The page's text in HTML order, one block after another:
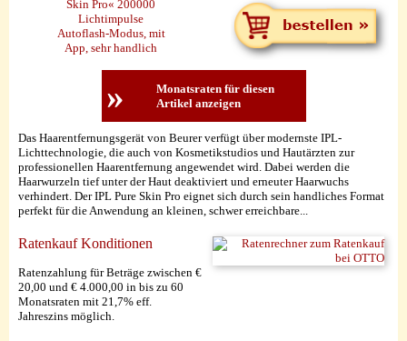
Das Haarentfernungsgerät von Beurer verfügt über modernste IPL-
Lichttechnologie, die auch von Kosmetikstudios und Hautärzten zur
professionellen Haarentfernung angewendet wird. Dabei werden die
Haarwurzeln tief unter der Haut deaktiviert und erneuter Haarwuchs
verhindert. Der IPL Pure Skin Pro eignet sich durch sein handliches Format
perfekt für die Anwendung an kleinen, schwer erreichbare...
Ratenkauf Konditionen
Ratenzahlung für Beträge zwischen €
20,00 und € 4.000,00 in bis zu 60
Monatsraten mit 21,7% eff.
Jahreszins möglich.
»
Monatsraten für diesen
Artikel anzeigen